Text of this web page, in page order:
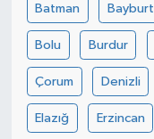
Batman Bayburt
Bolu Burdur
Çorum Denizli
Elazığ Erzincan